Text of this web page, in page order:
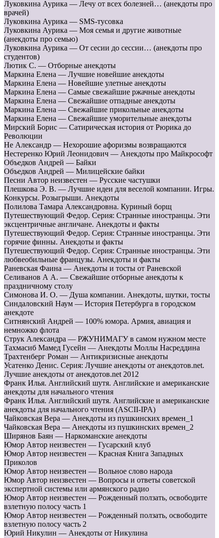
Луковкина Аурика — Лечу от всех болезней… (анекдоты про
врачей)
Луковкина Аурика — SMS-тусовка
Луковкина Аурика — Моя семья и другие животные
(анекдоты про семью)
Луковкина Аурика — От сесии до сессии… (анекдоты про
студентов)
Лютик С. — Отборные анекдоты
Маркина Елена — Лучшие новейшие анекдоты
Маркина Елена — Новейшие улетные анекдоты
Маркина Елена — Самые свежайшие ржачные анекдоты
Маркина Елена — Свежайшие отпадные анекдоты
Маркина Елена — Cвежайшие прикольные анекдоты
Маркина Елена — Свежайшие уморительные анекдоты
Мирский Борис — Сатирическая история от Рюрика до
Революции
Не Александр — Нехорошие афоризмы возвращаются
Нестеренко Юрий Леонидович — Анекдоты про Майкрософт
Объедков Андрей — Байки
Объедков Андрей — Милицейские байки
Песни Автор неизвестен — Русские частушки
Плешкова Э. В. — Лучшие идеи для веселой компании. Игры.
Конкурсы. Розыгрыши. Анекдоты
Полилова Тамара Александровна. Куриный борщ
Путешествующий Федор. Серия: Странные иностранцы. Эти
эксцентричные англичане. Анекдоты и факты
Путешествующий Федор. Серия: Странные иностранцы. Эти
горячие финны. Анекдоты и факты
Путешествующий Федор. Серия: Странные иностранцы. Эти
любвеобильные французы. Анекдоты и факты
Раневская Фаина — Анекдоты и тосты от Раневской
Селиванов А А. — Свежайшие отборные анекдоты к
праздничному столу
Симонова И. О. — Душа компании. Анекдоты, шутки, тосты
Синдаловский Наум — История Петербурга в городском
анекдоте
Ситнянский Андрей — 100% юмора. Армия, авиация и
немножко флота
Струк Александра — РЖУНИМАГУ в самом нужном месте
Тахмасиб Мамед Гусейн — Анекдоты Моллы Насреддина
Трахтенберг Роман — Антикризисные анекдоты
Усатенко Денис. Серия: Лучшие анекдоты от анекдотов.net.
Лучшие анекдоты от анекдотов.net 2012
Франк Илья. Английский шутя. Английские и американские
анекдоты для начального чтения
Франк Илья. Английский шутя. Английские и американские
анекдоты для начального чтения (ASCII-IPA)
Чайковская Вера — Анекдоты из пушкинских времен_1
Чайковская Вера — Анекдоты из пушкинских времен_2
Ширянов Баян — Наркоманские анекдоты
Юмор Автор неизвестен — Гусарский клуб
Юмор Автор неизвестен — Красная Книга Западных
Приколов
Юмор Автор неизвестен — Вольное слово народа
Юмор Автор неизвестен — Вопросы и ответы советской
экспертной системы или армянского радио
Юмор Автор неизвестен — Рожденный ползать, освободите
взлетную полосу часть 1
Юмор Автор неизвестен — Рожденный ползать, освободите
взлетную полосу часть 2
Юрий Никулин — Анекдоты от Никулина